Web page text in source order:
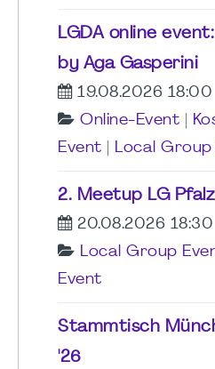
LGDA online
by Aga Gasperini
19.08.2026 18:00
Online-Event
Event
Local Group
2. Meetup LG Pfalz
20.08.2026 18:30
Local Group
Event
Stammtisch
'26